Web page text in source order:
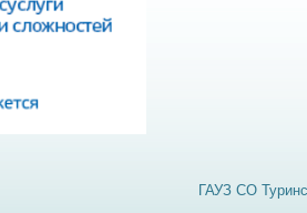
ГАУЗ СО